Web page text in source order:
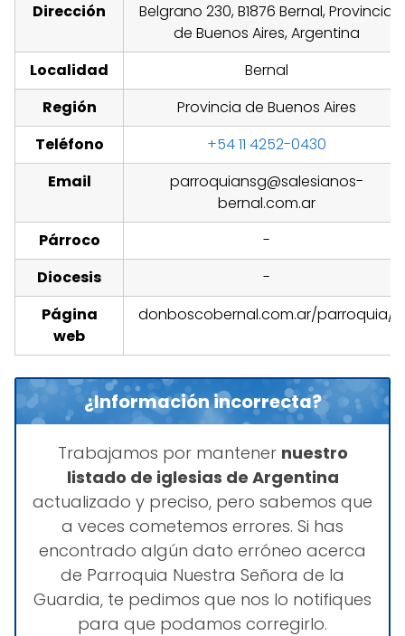
Dirección
Belgrano 230, B1876 Bernal, Provincia
de Buenos Aires, Argentina
Localidad
Bernal
Región
Provincia de Buenos Aires
Teléfono
+54 11 4252-0430
Email
parroquiansg@salesianos-
bernal.com.ar
Párroco
-
Diocesis
-
Página
web
donboscobernal.com.ar/parroquia/
¿Información incorrecta?
Trabajamos por mantener nuestro
listado de iglesias de Argentina
actualizado y preciso, pero sabemos que
a veces cometemos errores. Si has
encontrado algún dato erróneo acerca
de Parroquia Nuestra Señora de la
Guardia, te pedimos que nos lo notifiques
para que podamos corregirlo.